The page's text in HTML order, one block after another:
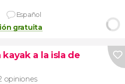
Español
gratuita
kayak a la isla de
opiniones